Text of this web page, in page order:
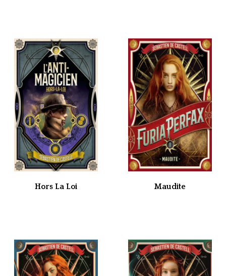
Hors La Loi Maudite